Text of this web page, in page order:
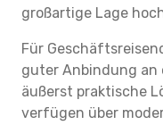
großartige Lage
Für
guter Anbindung an
äußerst praktische
verfügen über